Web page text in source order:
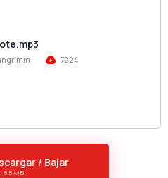
7224
/ Bajar
8.5 MB